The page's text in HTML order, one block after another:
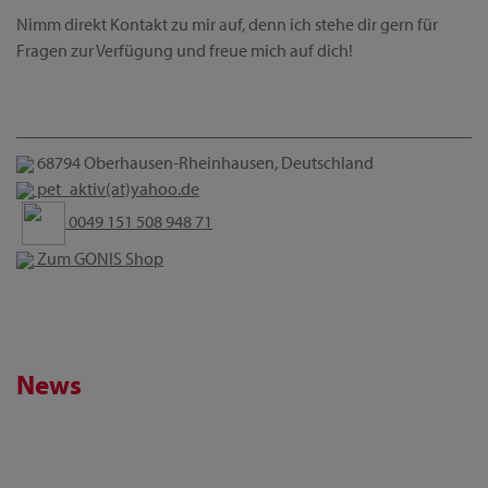
Nimm direkt Kontakt zu mir auf, denn ich stehe dir gern für
Fragen zur Verfügung und freue mich auf dich!
68794 Oberhausen-Rheinhausen, Deutschland
pet_aktiv(at)yahoo.de
0049 151 508 948 71
Zum GONIS Shop
News